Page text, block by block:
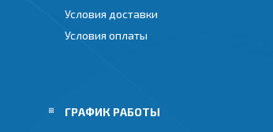
Условия доставки
Условия оплаты
ГРАФИК РАБОТЫ